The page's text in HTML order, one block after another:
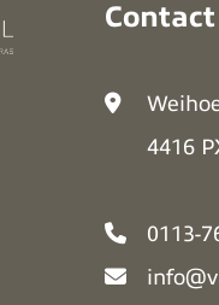
Contact
4416
0113-